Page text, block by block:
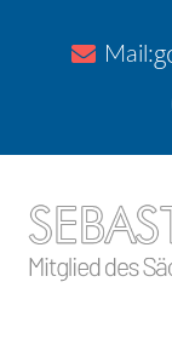
Mail: